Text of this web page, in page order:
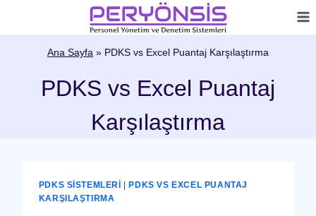
Ana Sayfa » PDKS vs Excel Puantaj Karşılaştırma
PDKS vs Excel Puantaj
Karşılaştırma
PDKS SISTEMLERI |PDKS VS EXCEL PUANTAJ
KARŞILAŞTIRMA